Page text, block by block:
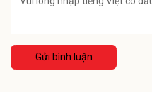
Gửi bình luận